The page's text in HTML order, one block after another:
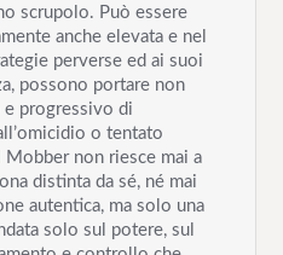
scrupolo. Può essere
anche elevata e nel
perverse ed ai suoi
possono portare non
progressivo di
o tentato
non riesce mai a
distinta da sé, né mai
autentica, ma solo una
solo sul potere, sul